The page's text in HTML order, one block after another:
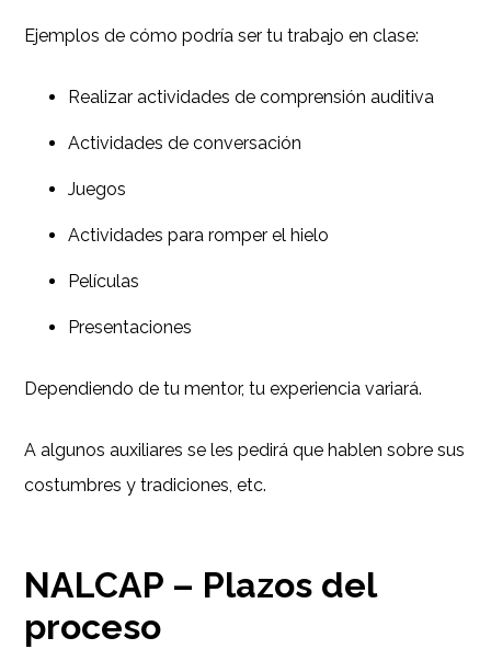
Ejemplos de cómo podría ser tu trabajo en clase:
Realizar actividades de comprensión auditiva
Actividades de conversación
Juegos
Actividades para romper el hielo
Películas
Presentaciones
Dependiendo de tu mentor, tu experiencia variará.
A algunos auxiliares se les pedirá que hablen sobre sus
costumbres y tradiciones, etc.
NALCAP – Plazos del
proceso